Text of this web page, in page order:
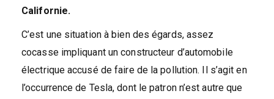
Californie.
C’est une situation à bien des égards, assez
cocasse impliquant un constructeur d’automobile
électrique accusé de faire de la pollution. Il s’agit en
l’occurrence de Tesla, dont le patron n’est autre que